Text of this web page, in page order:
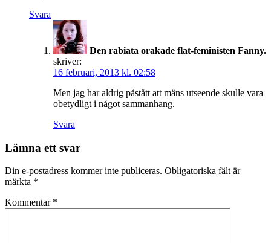
Svara
Den rabiata orakade flat-feministen Fanny.
skriver:
16 februari, 2013 kl. 02:58
Men jag har aldrig påstått att mäns utseende skulle vara
obetydligt i något sammanhang.
Svara
Lämna ett svar
Din e-postadress kommer inte publiceras. Obligatoriska fält är
märkta *
Kommentar *